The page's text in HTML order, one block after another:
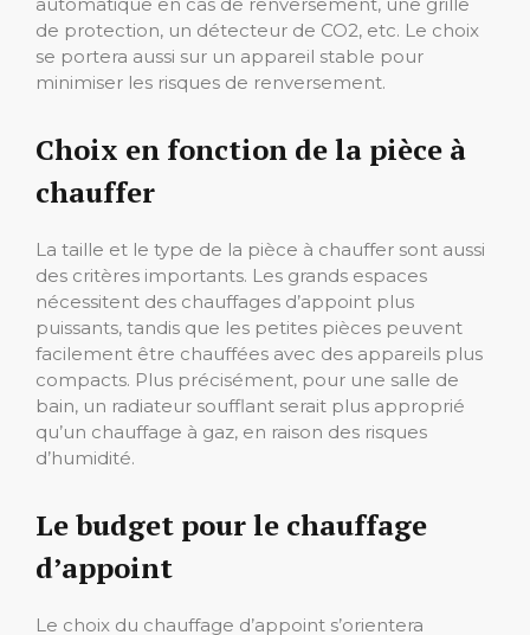
automatique en cas de renversement, une grille
de protection, un détecteur de CO2, etc. Le choix
se portera aussi sur un appareil stable pour
minimiser les risques de renversement.
Choix en fonction de la pièce à
chauffer
La taille et le type de la pièce à chauffer sont aussi
des critères importants. Les grands espaces
nécessitent des chauffages d’appoint plus
puissants, tandis que les petites pièces peuvent
facilement être chauffées avec des appareils plus
compacts. Plus précisément, pour une salle de
bain, un radiateur soufflant serait plus approprié
qu’un chauffage à gaz, en raison des risques
d’humidité.
Le budget pour le chauffage
d’appoint
Le choix du chauffage d’appoint s’orientera